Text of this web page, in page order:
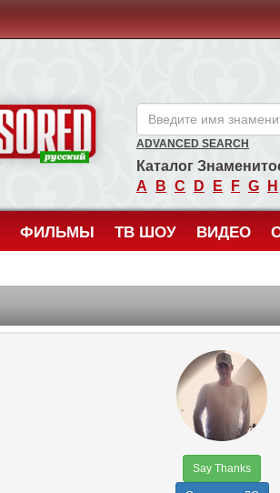
ADVANCED SEARCH
Каталог
A
B C D E F G H
ФИЛЬМЫ ТВ ШОУ ВИДЕО
Say Thanks